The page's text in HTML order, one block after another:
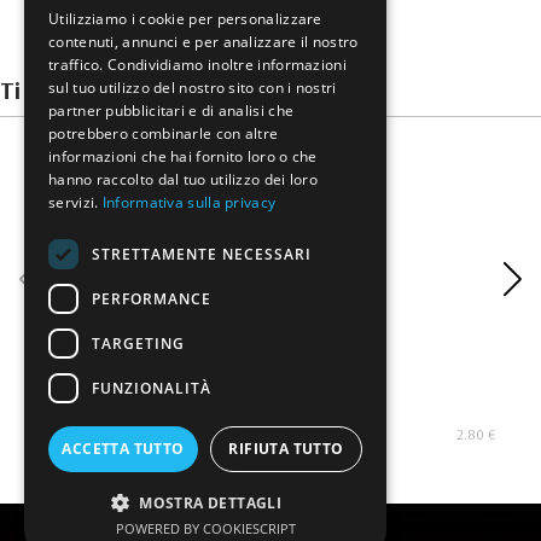
Ti potrebbero interessare
Salsa pronta di pomodoro di pachino I.G.P. 66cl
2.80 €
Utilizziamo i cookie per personalizzare
contenuti, annunci e per analizzare il nostro
traffico. Condividiamo inoltre informazioni
sul tuo utilizzo del nostro sito con i nostri
partner pubblicitari e di analisi che
potrebbero combinarle con altre
informazioni che hai fornito loro o che
hanno raccolto dal tuo utilizzo dei loro
servizi. Informativa sulla privacy
STRETTAMENTE NECESSARI
PERFORMANCE
TARGETING
FUNZIONALITÀ
ACCETTA TUTTO RIFIUTA TUTTO
MOSTRA DETTAGLI
POWERED BY COOKIESCRIPT